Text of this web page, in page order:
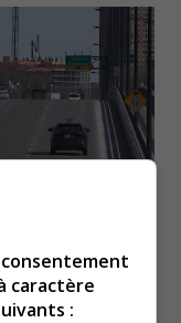
en juin 2026
caractère
: